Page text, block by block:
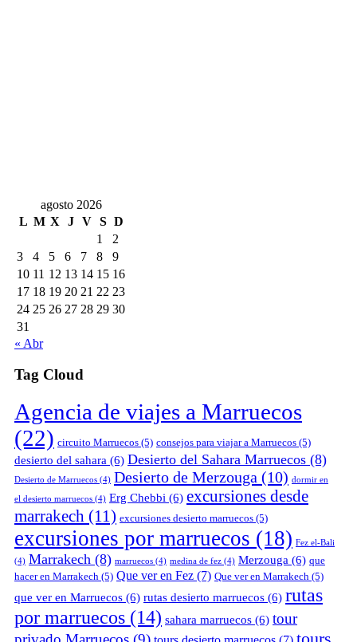
agosto 2026
L M X J V S D
1
2
3
4 5 6 7 8
9
10 11 12 13 14 15 16
17 18 19 20 21 22 23
24 25 26 27 28 29 30
31
« Abr
Tag Cloud
Agencia de viajes a Marruecos
(22) circuito Marruecos (5) consejos para viajar a Marruecos (5)
desierto del sahara (6) Desierto del Sahara Marruecos (8)
Desierto de Marruecos (4) Desierto de Merzouga (10) dormir en
el desierto marruecos (4) Erg Chebbi (6) excursiones desde
marrakech (11) excursiones desierto marruecos (5)
excursiones por marruecos (18) Fez el-Bali
(4) Marrakech (8) marruecos (4) medina de fez (4) Merzouga (6) que
hacer en Marrakech (5) Que ver en Fez (7) Que ver en Marrakech (5)
que ver en Marruecos (6) rutas desierto marruecos (6) rutas
por marruecos (14) sahara marruecos (6) tour